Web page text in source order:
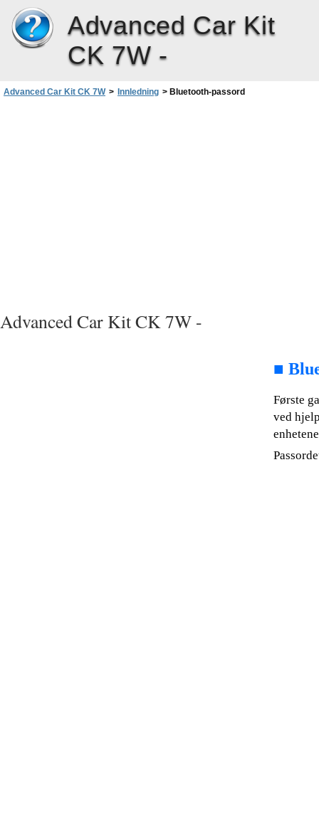
Advanced Car Kit
CK 7W -
Advanced Car Kit CK 7W > Innledning > Bluetooth-passord
Advanced Car Kit CK 7W -
■
Første
ved